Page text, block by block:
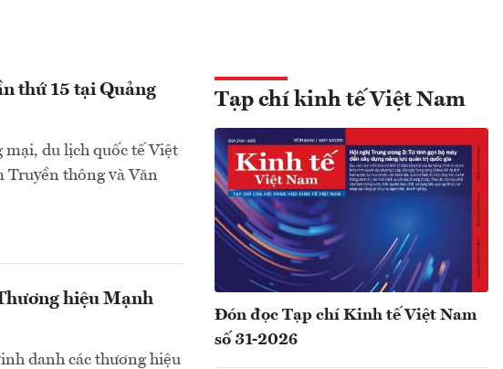
thứ 15 tại Quảng
mại, du lịch quốc tế Việt
Truyền thông và Văn
hiệu Mạnh
danh các thương hiệu
Tạp chí kinh tế Việt Nam
Đón đọc Tạp chí Kinh tế Việt Nam
số 31-2026